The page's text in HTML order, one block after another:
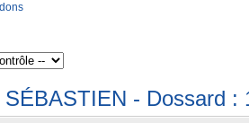
- Dossard :